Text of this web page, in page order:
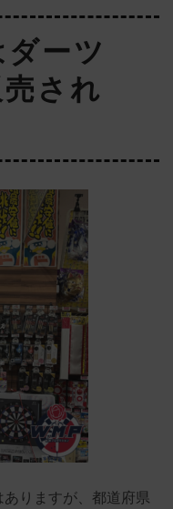
ーツ
され
りますが、都道府県